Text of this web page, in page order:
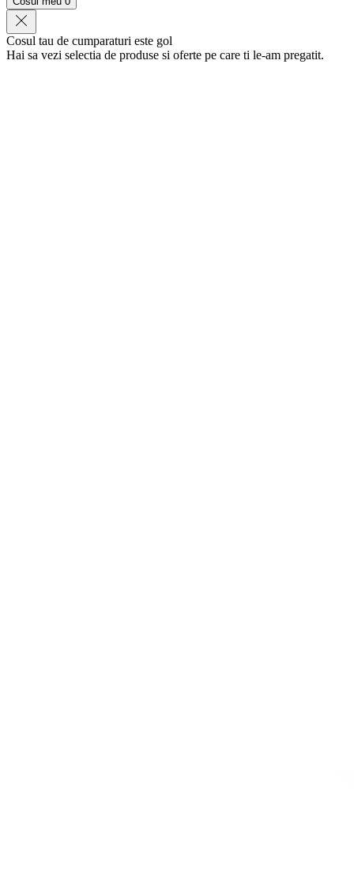
Cosul tau de cumparaturi este gol
Hai sa vezi selectia de produse si oferte pe care ti le-am pregatit.